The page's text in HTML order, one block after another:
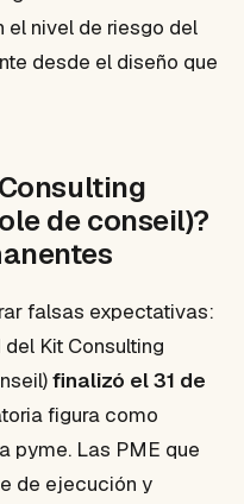
el nivel de riesgo del
desde el diseño que
de conseil)?
falsas expectativas:
Kit Consulting
finalizó el 31 de
figura como
pyme. Las PME que
de ejecución y